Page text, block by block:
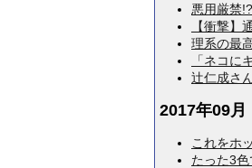
悪用厳禁
【衝撃】
理系の最
「ネコに
辻仁成さ
2017年09月
これをホ
たった3